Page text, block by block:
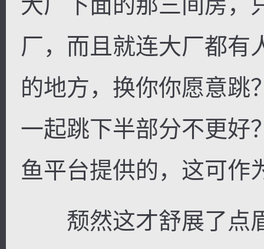
厂，而且就连大厂都有
的地方，换你你愿意跳
一起跳下半部分不更好
鱼平台提供的，这可作
颓然这才舒展了点